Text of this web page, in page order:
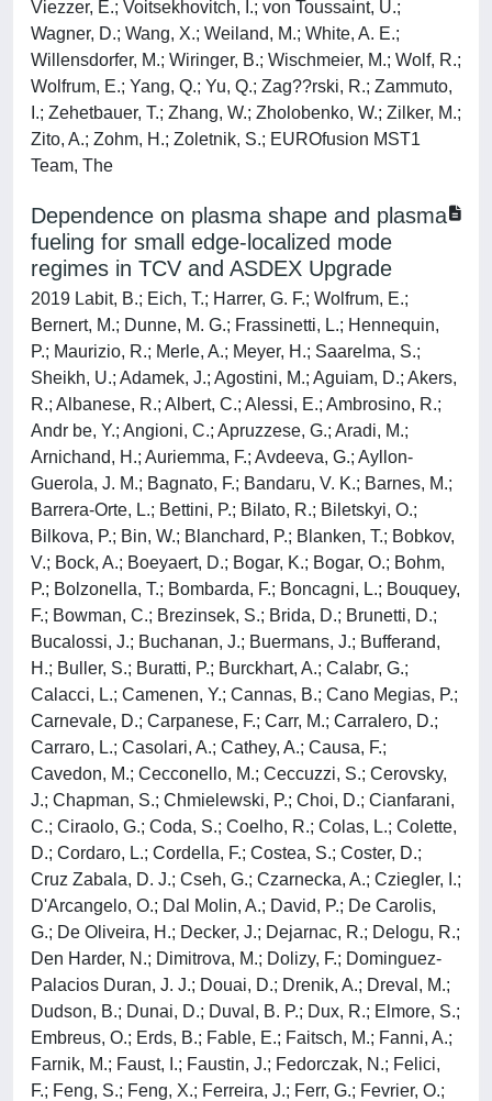
Viezzer, E.; Voitsekhovitch, I.; von Toussaint, U.;
Wagner, D.; Wang, X.; Weiland, M.; White, A. E.;
Willensdorfer, M.; Wiringer, B.; Wischmeier, M.; Wolf, R.;
Wolfrum, E.; Yang, Q.; Yu, Q.; Zag??rski, R.; Zammuto,
I.; Zehetbauer, T.; Zhang, W.; Zholobenko, W.; Zilker, M.;
Zito, A.; Zohm, H.; Zoletnik, S.; EUROfusion MST1
Team, The
Dependence on plasma shape and plasma
fueling for small edge-localized mode
regimes in TCV and ASDEX Upgrade
2019 Labit, B.; Eich, T.; Harrer, G. F.; Wolfrum, E.;
Bernert, M.; Dunne, M. G.; Frassinetti, L.; Hennequin,
P.; Maurizio, R.; Merle, A.; Meyer, H.; Saarelma, S.;
Sheikh, U.; Adamek, J.; Agostini, M.; Aguiam, D.; Akers,
R.; Albanese, R.; Albert, C.; Alessi, E.; Ambrosino, R.;
Andr be, Y.; Angioni, C.; Apruzzese, G.; Aradi, M.;
Arnichand, H.; Auriemma, F.; Avdeeva, G.; Ayllon-
Guerola, J. M.; Bagnato, F.; Bandaru, V. K.; Barnes, M.;
Barrera-Orte, L.; Bettini, P.; Bilato, R.; Biletskyi, O.;
Bilkova, P.; Bin, W.; Blanchard, P.; Blanken, T.; Bobkov,
V.; Bock, A.; Boeyaert, D.; Bogar, K.; Bogar, O.; Bohm,
P.; Bolzonella, T.; Bombarda, F.; Boncagni, L.; Bouquey,
F.; Bowman, C.; Brezinsek, S.; Brida, D.; Brunetti, D.;
Bucalossi, J.; Buchanan, J.; Buermans, J.; Bufferand,
H.; Buller, S.; Buratti, P.; Burckhart, A.; Calabr, G.;
Calacci, L.; Camenen, Y.; Cannas, B.; Cano Megias, P.;
Carnevale, D.; Carpanese, F.; Carr, M.; Carralero, D.;
Carraro, L.; Casolari, A.; Cathey, A.; Causa, F.;
Cavedon, M.; Cecconello, M.; Ceccuzzi, S.; Cerovsky,
J.; Chapman, S.; Chmielewski, P.; Choi, D.; Cianfarani,
C.; Ciraolo, G.; Coda, S.; Coelho, R.; Colas, L.; Colette,
D.; Cordaro, L.; Cordella, F.; Costea, S.; Coster, D.;
Cruz Zabala, D. J.; Cseh, G.; Czarnecka, A.; Cziegler, I.;
D'Arcangelo, O.; Dal Molin, A.; David, P.; De Carolis,
G.; De Oliveira, H.; Decker, J.; Dejarnac, R.; Delogu, R.;
Den Harder, N.; Dimitrova, M.; Dolizy, F.; Dominguez-
Palacios Duran, J. J.; Douai, D.; Drenik, A.; Dreval, M.;
Dudson, B.; Dunai, D.; Duval, B. P.; Dux, R.; Elmore, S.;
Embreus, O.; Erds, B.; Fable, E.; Faitsch, M.; Fanni, A.;
Farnik, M.; Faust, I.; Faustin, J.; Fedorczak, N.; Felici,
F.; Feng, S.; Feng, X.; Ferreira, J.; Ferr, G.; Fevrier, O.;